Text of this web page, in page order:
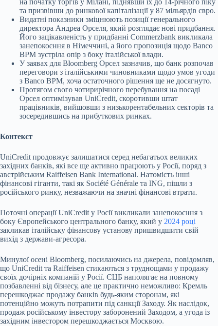
на початку торгів у Мілані, піднявши їх до 14-річного піку
та призвівши до ринкової капіталізації у 87 мільярдів євро.
Видатні показники зміцнюють позиції генерального
директора Андреа Орселя, який розглядає нові придбання.
Його зацікавленість у придбанні Commerzbank викликала
занепокоєння в Німеччині, а його пропозиція щодо Banco
BPM зустріла опір з боку італійської влади.
У заявах для Bloomberg Орсел зазначив, що банк розпочав
переговори з італійськими чиновниками щодо умов угоди
з Banco BPM, хоча остаточного рішення ще не досягнуто.
Протягом свого чотирирічного перебування на посаді
Орсел оптимізував UniCredit, скоротивши штат
працівників, вийшовши з низькорентабельних секторів та
зосередившись на прибуткових ринках.
Контекст
UniCredit продовжує залишатися серед небагатьох великих
західних банків, які все ще активно працюють у Росії, поряд з
австрійським Raiffeisen Bank International. Натомість інші
фінансові гіганти, такі як Société Générale та ING, пішли з
російського ринку, незважаючи на значні фінансові втрати.
Поточні операції UniCredit у Росії викликали занепокоєння з
боку Європейського центрального банку, який у 2024 році
закликав італійську фінансову установу пришвидшити свій
вихід з держави-агресора.
Минулої осені Bloomberg, посилаючись на джерела, повідомляв,
що UniCredit та Raiffeisen стикаються з труднощами у продажу
своїх дочірніх компаній у Росії. ЄЦБ наполягає на повному
позбавленні від бізнесу, але це практично неможливо: Кремль
перешкоджає продажу банків будь-яким сторонам, які
потенційно можуть потрапити під санкції Заходу. Як наслідок,
продаж російському інвестору заборонений Заходом, а угода із
західним інвестором перешкоджається Москвою.